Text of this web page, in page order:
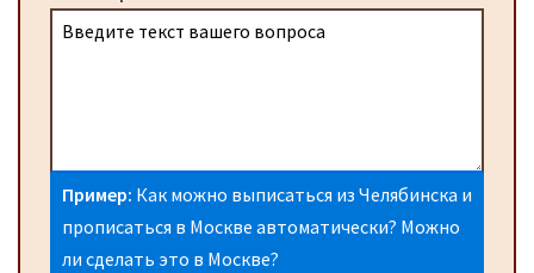
Пример: Как можно выписаться из Челябинска и
прописаться в Москве автоматически? Можно
ли сделать это в Москве?